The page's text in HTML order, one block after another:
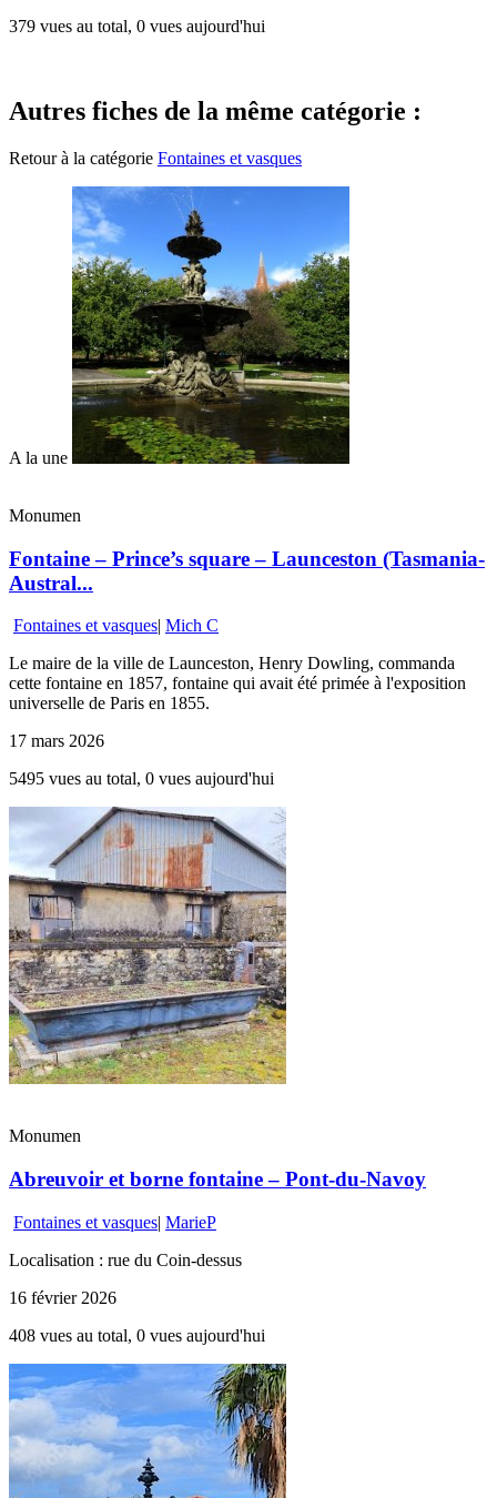
379 vues au total, 0 vues aujourd'hui
Autres fiches de la même catégorie :
Retour à la catégorie Fontaines et vasques
A la une
Monumen
Fontaine – Prince’s square – Launceston (Tasmania-
Austral...
Fontaines et vasques| Mich C
Le maire de la ville de Launceston, Henry Dowling, commanda
cette fontaine en 1857, fontaine qui avait été primée à l'exposition
universelle de Paris en 1855.
17 mars 2026
5495 vues au total, 0 vues aujourd'hui
Monumen
Abreuvoir et borne fontaine – Pont-du-Navoy
Fontaines et vasques| MarieP
Localisation : rue du Coin-dessus
16 février 2026
408 vues au total, 0 vues aujourd'hui